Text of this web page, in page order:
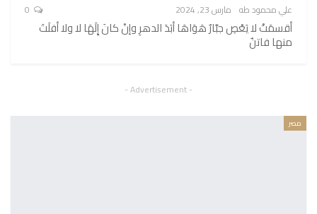
علي محمود طه مارس 23, 2024
أقسمَتْ لا يَعْصِ جبَّارٌ هَوَاهَا أبَدَ الدهرِ وإنْ كانَ إِلَهَا لا ولا أفلَتَ
منها فاتنٌ
- Advertisement -
مصر